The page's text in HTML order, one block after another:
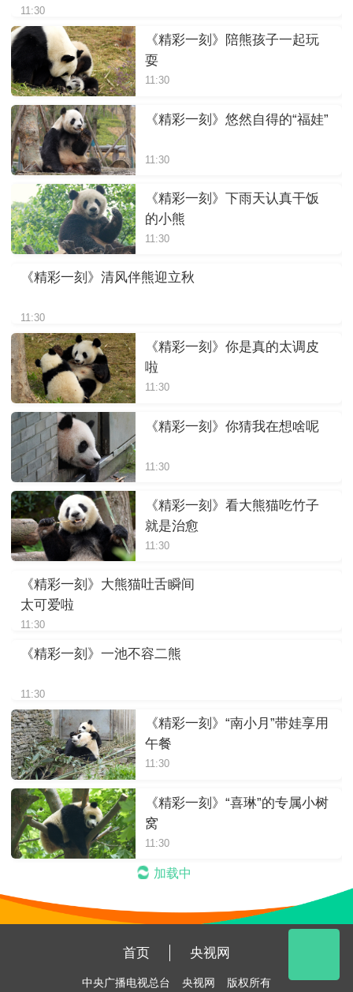
11:30
《精彩一刻》陪熊孩子一起玩
耍
11:30
《精彩一刻》悠然自得的“福娃”
11:30
《精彩一刻》下雨天认真干饭
的小熊
11:30
《精彩一刻》清风伴熊迎立秋
11:30
《精彩一刻》你是真的太调皮
啦
11:30
《精彩一刻》你猜我在想啥呢
11:30
《精彩一刻》看大熊猫吃竹子
就是治愈
11:30
《精彩一刻》大熊猫吐舌瞬间
太可爱啦
11:30
《精彩一刻》一池不容二熊
11:30
《精彩一刻》“南小月”带娃享用
午餐
11:30
《精彩一刻》“喜琳”的专属小树
窝
11:30
加载中
首页 央视网
中央广播电视总台 央视网 版权所有